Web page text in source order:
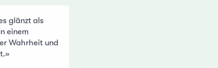
glänzt als
einem
Wahrheit und